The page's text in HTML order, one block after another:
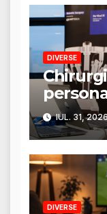
DIVERSE
IUL. 31,
DIVERSE